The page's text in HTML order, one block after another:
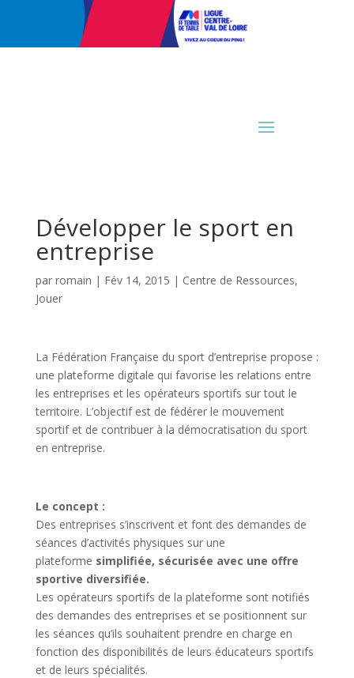
Développer le sport en
entreprise
par romain | Fév 14, 2015 | Centre de Ressources,
Jouer
La Fédération Française du sport d’entreprise propose :
une plateforme digitale qui favorise les relations entre
les entreprises et les opérateurs sportifs sur tout le
territoire. L’objectif est de fédérer le mouvement
sportif et de contribuer à la démocratisation du sport
en entreprise.
Le concept :
Des entreprises s’inscrivent et font des demandes de
séances d’activités physiques sur une
plateforme simplifiée, sécurisée avec une offre
sportive diversifiée.
Les opérateurs sportifs de la plateforme sont notifiés
des demandes des entreprises et se positionnent sur
les séances qu’ils souhaitent prendre en charge en
fonction des disponibilités de leurs éducateurs sportifs
et de leurs spécialités.